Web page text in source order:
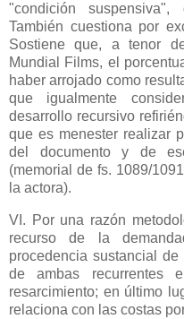
"condición
También cuestiona por
Sostiene que, a tenor
Mundial Films, el
haber arrojado como
que igualmente
desarrollo recursivo
que es menester realizar
del documento y de
(memorial de fs. 1089/
la actora).
VI. Por una razón
recurso de la
procedencia sustancial
de ambas recurrentes
resarcimiento; en último
relaciona con las costas